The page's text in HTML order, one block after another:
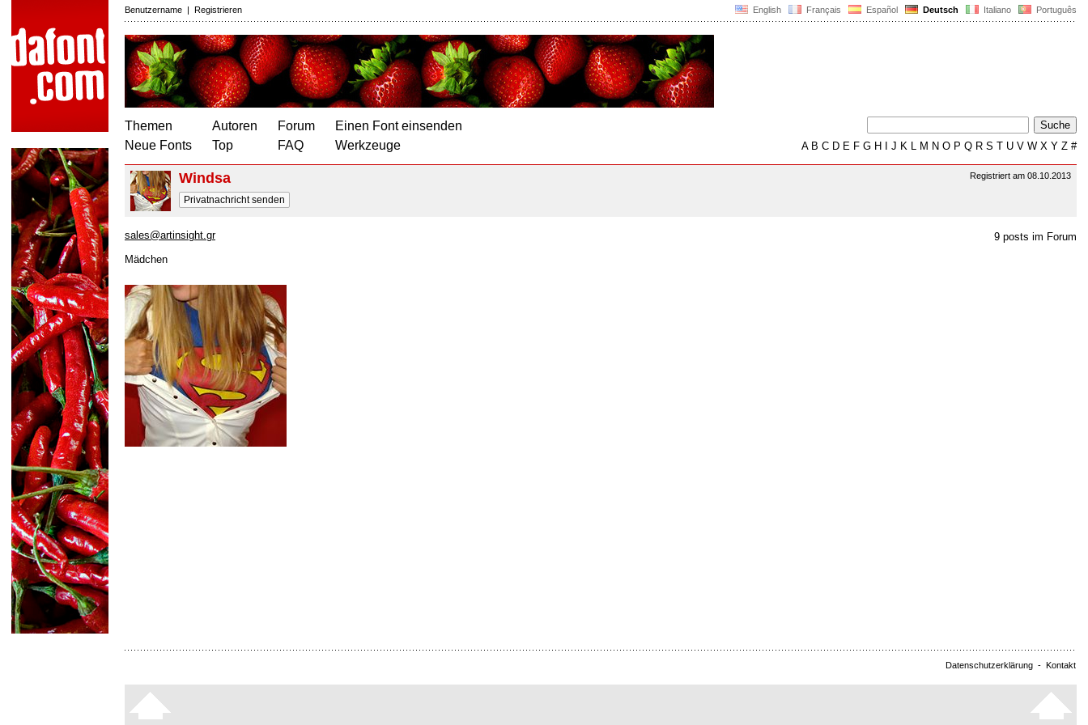
English Français Español Deutsch Italiano Português
Benutzername | Registrieren
Themen
Neue Fonts
Autoren
Top
Forum
FAQ
Einen Font einsenden
Werkzeuge
AB C D E F G H J K L M N O P Q R S T U V W X Y Z #
Registriert am 08.10.2013
Windsa
Privatnachricht senden
9 posts im Forum
sales@artinsight.gr
Mädchen
Datenschutzerklärung - Kontakt